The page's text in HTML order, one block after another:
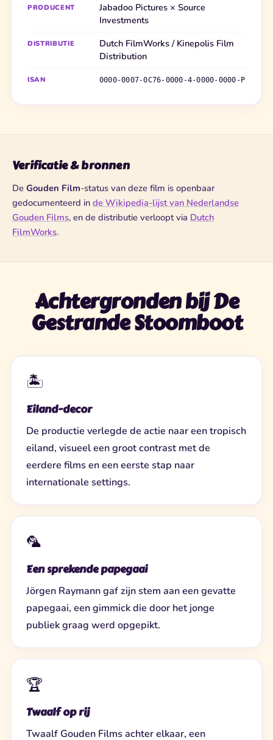
PRODUCENT
Jabadoo Pictures × Source
Investments
DISTRIBUTIE
Dutch FilmWorks / Kinepolis Film
Distribution
ISAN 0000-0007-0C76-0000-4-0000-0000-P
Verificatie & bronnen
De Gouden Film-status van deze film is openbaar
gedocumenteerd in de Wikipedia-lijst van Nederlandse
Gouden Films, en de distributie verloopt via Dutch
FilmWorks.
Achtergronden bij De
Gestrande Stoomboot
🏝️
Eiland-decor
De productie verlegde de actie naar een tropisch
eiland, visueel een groot contrast met de
eerdere films en een eerste stap naar
internationale settings.
🦜
Een sprekende papegaai
Jörgen Raymann gaf zijn stem aan een gevatte
papegaai, een gimmick die door het jonge
publiek graag werd opgepikt.
🏆
Twaalf op rij
Twaalf Gouden Films achter elkaar, een